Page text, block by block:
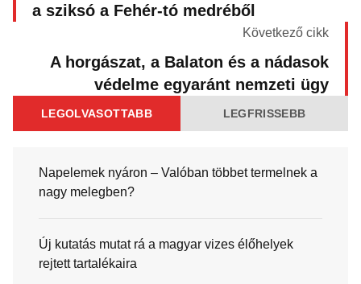
a sziksó a Fehér-tó medréből
Következő cikk
A horgászat, a Balaton és a nádasok
védelme egyaránt nemzeti ügy
LEGOLVASOTTABB LEGFRISSEBB
Napelemek nyáron – Valóban többet termelnek a
nagy melegben?
Új kutatás mutat rá a magyar vizes élőhelyek
rejtett tartalékaira